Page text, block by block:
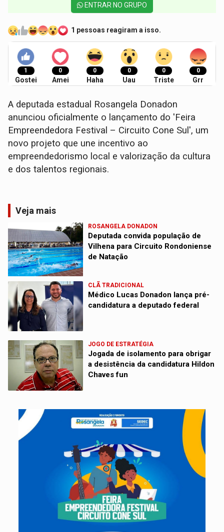
ENTRAR NO GRUPO
1 pessoas reagiram a isso.
1
Gostei
0
Amei
0
Haha
0
Uau
0
Triste
0
Grr
A deputada estadual Rosangela Donadon
anunciou oficialmente o lançamento do 'Feira
Empreendedora Festival – Circuito Cone Sul', um
novo projeto que une incentivo ao
empreendedorismo local e valorização da cultura
e dos talentos regionais.
Veja mais
ROSANGELA DONADON
Deputada convida população de
Vilhena para Circuito Rondoniense
de Natação
CLÃ TRADICIONAL
Médico Lucas Donadon lança pré-
candidatura a deputado federal
JOGO DE ESTRATÉGIA
Jogada de isolamento para obrigar
a desistência da candidatura Hildon
Chaves fun